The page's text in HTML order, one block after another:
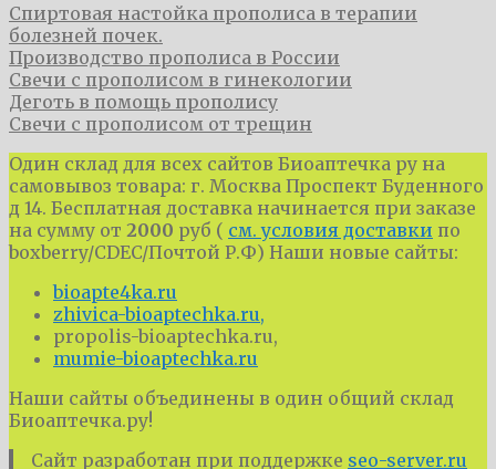
​Спиртовая настойка прополиса в терапии
болезней почек.
Производство прополиса в России
Свечи с прополисом в гинекологии
Деготь в помощь прополису
​Свечи с прополисом от трещин
Один склад для всех сайтов Биоаптечка ру на
самовывоз товара: г. Москва Проспект Буденного
д 14. Бесплатная доставка начинается при заказе
на сумму от 2000 руб ( см. условия доставки по
boxberry/CDEC/Почтой Р.Ф) Наши новые сайты:
bioapte4ka.ru
zhivica-bioaptechka.ru,
propolis-bioaptechka.ru,
mumie-bioaptechka.ru
Наши сайты объединены в один общий склад
Биоаптечка.ру!
Сайт разработан при поддержке seo-server.ru